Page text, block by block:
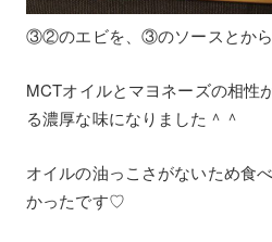
③②のエビを、③のソースとから
MCTオイルとマヨネーズの相性
る濃厚な味になりました＾＾
オイルの油っこさがないため食
かったです♡